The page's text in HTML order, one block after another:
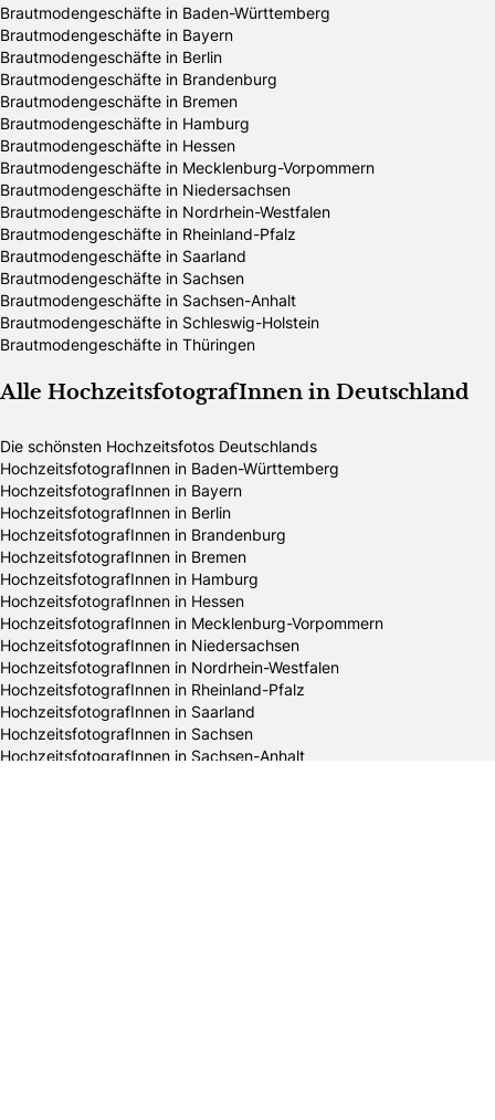
Brautmodengeschäfte in Baden-Württemberg
Brautmodengeschäfte in Bayern
Brautmodengeschäfte in Berlin
Brautmodengeschäfte in Brandenburg
Brautmodengeschäfte in Bremen
Brautmodengeschäfte in Hamburg
Brautmodengeschäfte in Hessen
Brautmodengeschäfte in Mecklenburg-Vorpommern
Brautmodengeschäfte in Niedersachsen
Brautmodengeschäfte in Nordrhein-Westfalen
Brautmodengeschäfte in Rheinland-Pfalz
Brautmodengeschäfte in Saarland
Brautmodengeschäfte in Sachsen
Brautmodengeschäfte in Sachsen-Anhalt
Brautmodengeschäfte in Schleswig-Holstein
Brautmodengeschäfte in Thüringen
Alle HochzeitsfotografInnen in Deutschland
Die schönsten Hochzeitsfotos Deutschlands
HochzeitsfotografInnen in Baden-Württemberg
HochzeitsfotografInnen in Bayern
HochzeitsfotografInnen in Berlin
HochzeitsfotografInnen in Brandenburg
HochzeitsfotografInnen in Bremen
HochzeitsfotografInnen in Hamburg
HochzeitsfotografInnen in Hessen
HochzeitsfotografInnen in Mecklenburg-Vorpommern
HochzeitsfotografInnen in Niedersachsen
HochzeitsfotografInnen in Nordrhein-Westfalen
HochzeitsfotografInnen in Rheinland-Pfalz
HochzeitsfotografInnen in Saarland
HochzeitsfotografInnen in Sachsen
HochzeitsfotografInnen in Sachsen-Anhalt